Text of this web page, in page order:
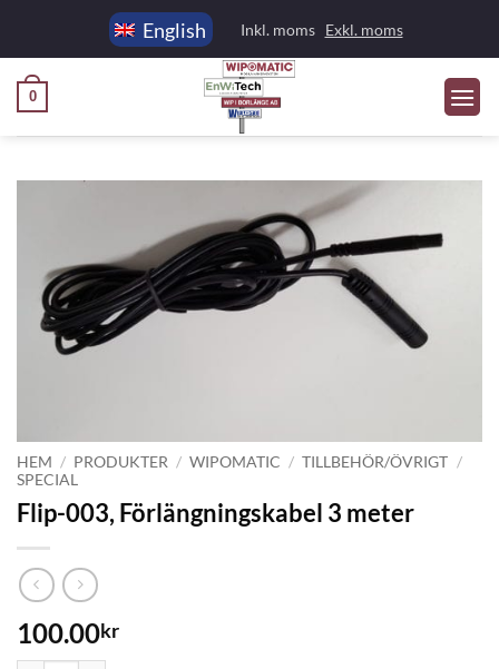
English Inkl. moms Exkl. moms
0
HEM / PRODUKTER / WIPOMATIC / TILLBEHÖR/ÖVRIGT /
SPECIAL
Flip-003, Förlängningskabel 3 meter
100.00kr